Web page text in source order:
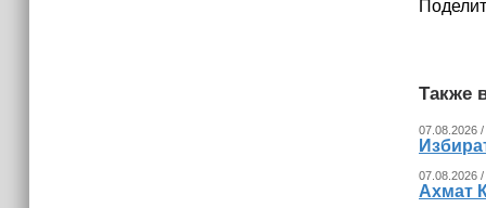
Также
07.08.2026
07.08.2026
Ахмат